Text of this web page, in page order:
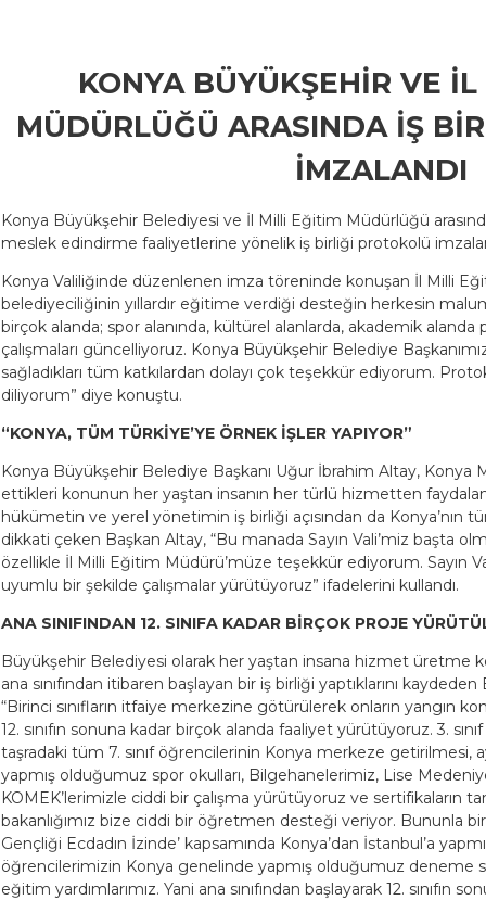
KONYA BÜYÜKŞEHİR VE
MÜDÜRLÜĞÜ ARASINDA İŞ
İMZALANDI
Konya Büyükşehir Belediyesi ve İl Milli Eğitim Müdürlüğü
meslek edindirme faaliyetlerine yönelik iş birliği protokolü
Konya Valiliğinde düzenlenen imza töreninde konuşan İl Milli
belediyeciliğinin yıllardır eğitime verdiği desteğin herkesin
birçok alanda; spor alanında, kültürel alanlarda, akademik alanda
çalışmaları güncelliyoruz. Konya Büyükşehir Belediye
sağladıkları tüm katkılardan dolayı çok teşekkür ediyorum.
diliyorum” diye konuştu.
“KONYA, TÜM TÜRKİYE’YE ÖRNEK İŞLER YAPIYOR”
Konya Büyükşehir Belediye Başkanı Uğur İbrahim Altay, Konya
ettikleri konunun her yaştan insanın her türlü hizmetten
hükümetin ve yerel yönetimin iş birliği açısından da Konya’nın
dikkati çeken Başkan Altay, “Bu manada Sayın Vali’miz başta
özellikle İl Milli Eğitim Müdürü’müze teşekkür ediyorum. Sayın
uyumlu bir şekilde çalışmalar yürütüyoruz” ifadelerini kullandı.
ANA SINIFINDAN 12. SINIFA KADAR BİRÇOK PROJE
Büyükşehir Belediyesi olarak her yaştan insana hizmet üretme
ana sınıfından itibaren başlayan bir iş birliği yaptıklarını
“Birinci sınıfların itfaiye merkezine götürülerek onların yangın
12. sınıfın sonuna kadar birçok alanda faaliyet yürütüyoruz. 3.
taşradaki tüm 7. sınıf öğrencilerinin Konya merkeze getirilmesi,
yapmış olduğumuz spor okulları, Bilgehanelerimiz, Lise
KOMEK’lerimizle ciddi bir çalışma yürütüyoruz ve sertifikaların
bakanlığımız bize ciddi bir öğretmen desteği veriyor. Bununla
Gençliği Ecdadın İzinde’ kapsamında Konya’dan İstanbul’a
öğrencilerimizin Konya genelinde yapmış olduğumuz deneme
eğitim yardımlarımız. Yani ana sınıfından başlayarak 12. sınıfın